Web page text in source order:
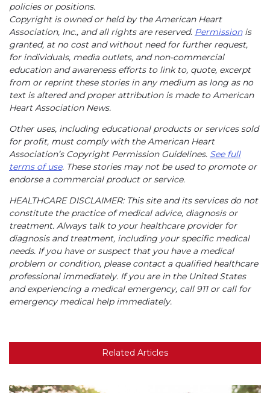
policies or positions.
Copyright is owned or held by the American Heart
Association, Inc., and all rights are reserved. Permissionis
granted, at no cost and without need for further request,
for individuals, media outlets, and non-commercial
education and awareness efforts to link to, quote, excerpt
from or reprint these stories in any medium as long as no
text is altered and proper attribution is made to American
Heart Association News.
Other uses, including educational products or services sold
for profit, must comply with the American Heart
Association’s Copyright Permission Guidelines. See full
terms of use. These stories may not be used to promote or
endorse a commercial product or service.
HEALTHCARE DISCLAIMER: This site and its services do not
constitute the practice of medical advice, diagnosis or
treatment. Always talk to your healthcare provider for
diagnosis and treatment, including your specific medical
needs. If you have or suspect that you have a medical
problem or condition, please contact a qualified healthcare
professional immediately. If you are in the United States
and experiencing a medical emergency, call 911 or call for
emergency medical help immediately.
Related Articles